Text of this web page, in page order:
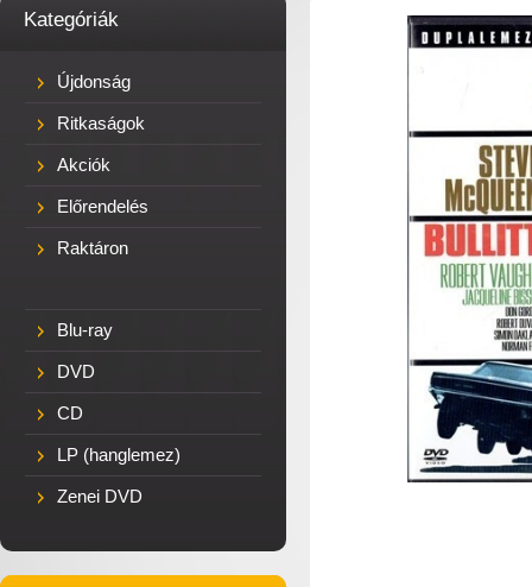
Kategóriák
Újdonság
Ritkaságok
Akciók
Előrendelés
Raktáron
Blu-ray
DVD
CD
LP (hanglemez)
Zenei DVD